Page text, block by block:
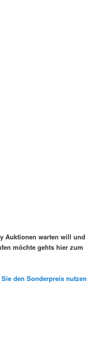
Auktionen warten will und
möchte gehts hier zum
den Sonderpreis nutzen